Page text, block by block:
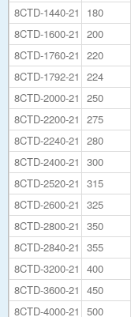
8CTD-1440-21
180
8CTD-1600-21 200
8CTD-1760-21 220
8CTD-1792-21 224
8CTD-2000-21 250
8CTD-2200-21 275
8CTD-2240-21 280
8CTD-2400-21 300
8CTD-2520-21 315
8CTD-2600-21 325
8CTD-2800-21 350
8CTD-2840-21 355
8CTD-3200-21 400
8CTD-3600-21 450
8CTD-4000-21 500